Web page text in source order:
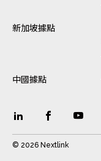
新加坡據點
中國據點
© 2026 Nextlink